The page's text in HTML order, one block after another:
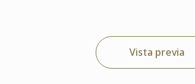
Vista previa